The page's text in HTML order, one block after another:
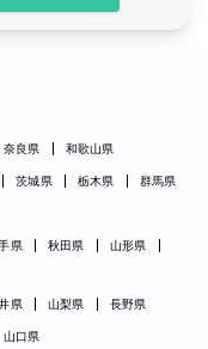
奈良県 和歌山県
茨城県 栃木県 群馬県
県 秋田県
山形県
県 山梨県 長野県
山口県